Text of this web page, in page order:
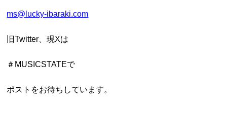
ms@lucky-ibaraki.com
旧Twitter、現Xは
＃MUSICSTATEで
ポストをお待ちしています。